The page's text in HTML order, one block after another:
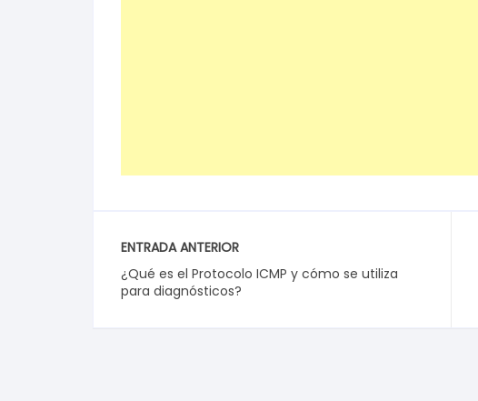
ENTRADA ANTERIOR
¿Qué es el Protocolo ICMP y cómo se utiliza
para diagnósticos?